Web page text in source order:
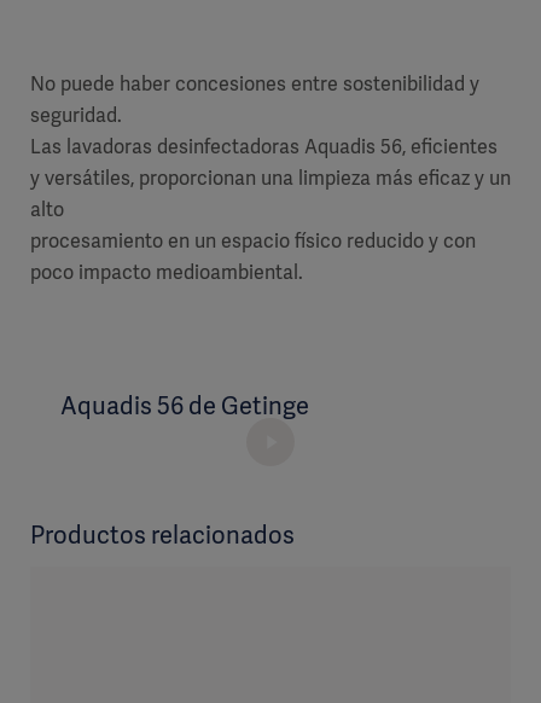
No puede haber concesiones entre sostenibilidad y
seguridad.
Las lavadoras desinfectadoras Aquadis 56, eficientes
y versátiles, proporcionan una limpieza más eficaz y un
alto
procesamiento en un espacio físico reducido y con
poco impacto medioambiental.
Aquadis 56 de Getinge
Productos relacionados